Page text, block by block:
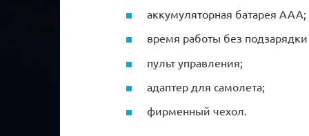
аккумуляторная батарея ААА;
время работы без
пульт управления;
адаптер для самолета;
фирменный чехол.